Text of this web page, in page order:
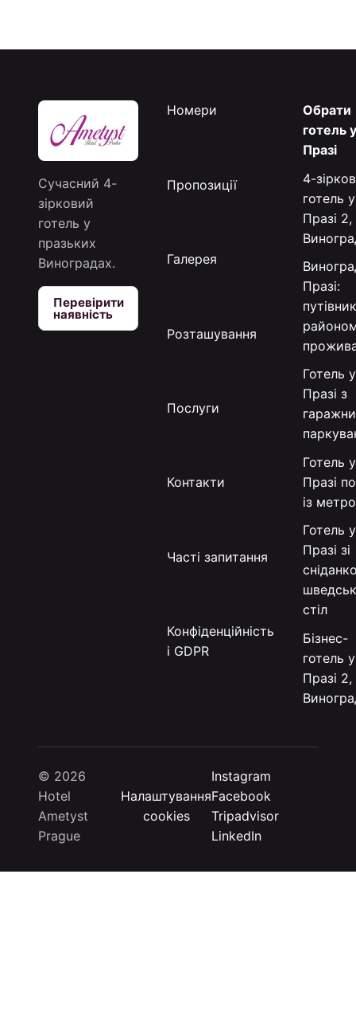
Сучасний 4-
зірковий
готель у
празьких
Виноградах.
Перевірити
наявність
Номери
Пропозиції
Галерея
Розташування
Послуги
Контакти
Часті запитання
Конфіденційність
і GDPR
Обрати
готель
Празі
4-
готель у
Празі 2,
Празі:
Готель у
Празі з
Готель у
Празі
із метро
Готель у
Празі зі
стіл
Бізнес-
готель у
Празі 2,
© 2026
Hotel
Ametyst
Prague
Налаштування
cookies
Instagram
Facebook
Tripadvisor
LinkedIn